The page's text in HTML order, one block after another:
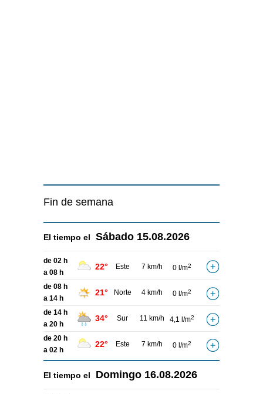
Fin de semana
El tiempo el Sábado 15.08.2026
de 02 h
a 08 h
22° Este 7 km/h 0 l/m2
de 08 h
a 14 h
21° Norte 4 km/h 0 l/m2
de 14 h
a 20 h
34° Sur 11 km/h 4,1 l/m2
de 20 h
a 02 h
22° Este 7 km/h 0 l/m2
El tiempo el Domingo 16.08.2026